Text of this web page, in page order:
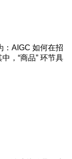
：AIGC 如何在招
，“商品” 环节具